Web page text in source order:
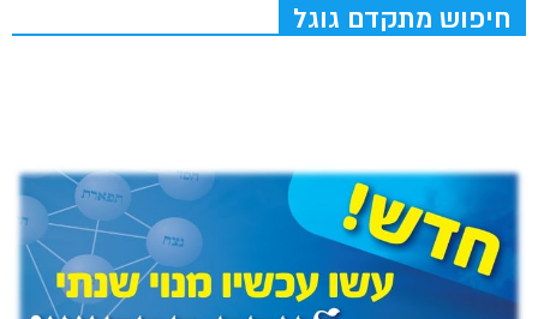
חיפוש מתקדם גוגל